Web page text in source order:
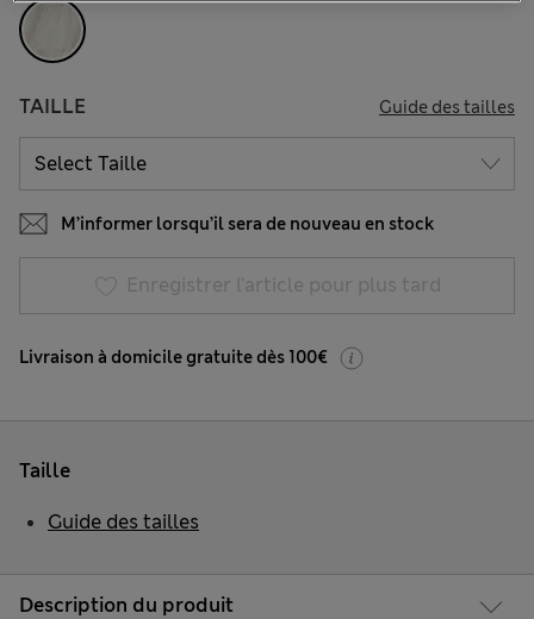
TAILLE Guide des tailles
M’informer lorsqu’il sera de nouveau en stock
Enregistrer l’article pour plus tard
Livraison à domicile gratuite dès 100€
Description du produit
Taille
Guide des tailles